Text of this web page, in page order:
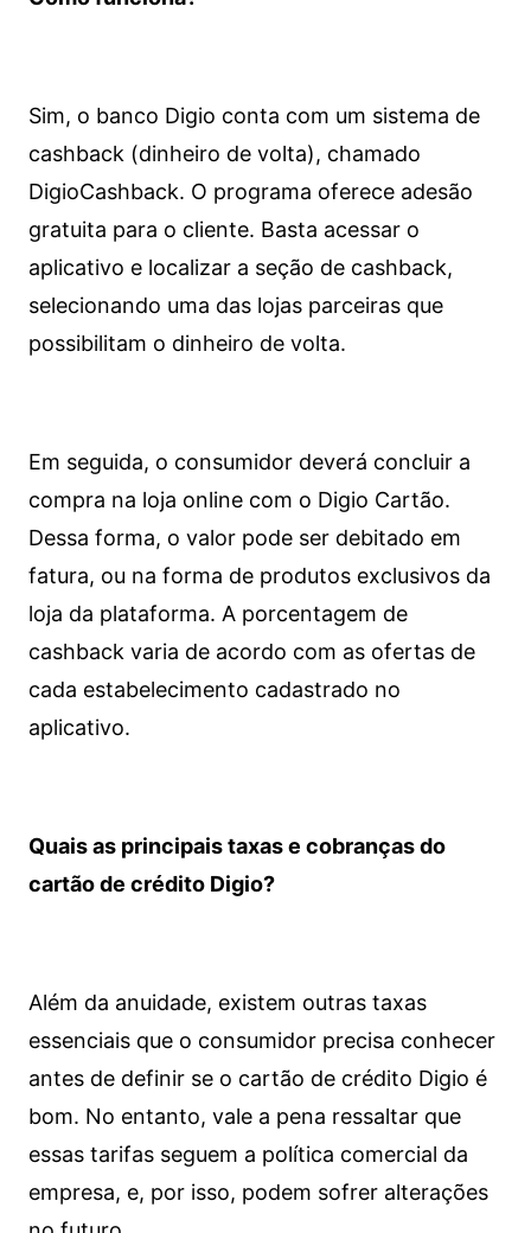
Sim, o banco Digio conta com um sistema de
cashback (dinheiro de volta), chamado
DigioCashback. O programa oferece adesão
gratuita para o cliente. Basta acessar o
aplicativo e localizar a seção de cashback,
selecionando uma das lojas parceiras que
possibilitam o dinheiro de volta.
Em seguida, o consumidor deverá concluir a
compra na loja online com o Digio Cartão.
Dessa forma, o valor pode ser debitado em
fatura, ou na forma de produtos exclusivos da
loja da plataforma. A porcentagem de
cashback varia de acordo com as ofertas de
cada estabelecimento cadastrado no
aplicativo.
Quais as principais taxas e cobranças do
cartão de crédito Digio?
Além da anuidade, existem outras taxas
essenciais que o consumidor precisa conhecer
antes de definir se o cartão de crédito Digio é
bom. No entanto, vale a pena ressaltar que
essas tarifas seguem a política comercial da
empresa, e, por isso, podem sofrer alterações